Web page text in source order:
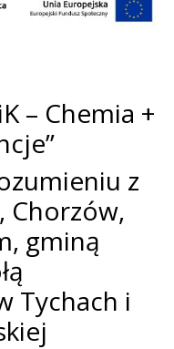
– Chemia +
z
Chorzów,
gminą
Tychach i